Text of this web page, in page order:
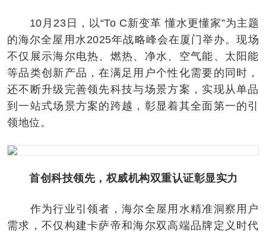
10月23日，以“To C新变革 懂水更懂家”为主题
的海尔全屋用水2025年战略峰会在厦门举办。现场
不仅展示海尔电热、燃热、净水、空气能、太阳能
等品类创新产品，在满足用户个性化需要的同时，
还不断升级完善领先科技与场景方案，实现从单品
到一站式场景方案的跨越，彰显着其全面第一的引
领地位。
首创科技领先，权威机构双重认证彰显实力
作为行业引领者，海尔全屋用水精准洞察用户
需求，不仅构建卡萨帝和海尔双高端品牌定义时代